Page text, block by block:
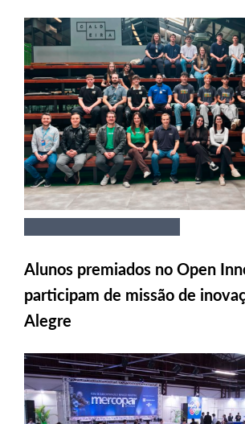
Alunos premiados no Open
participam de missão de
Alegre